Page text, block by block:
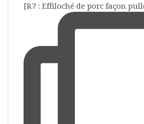
[R7 : Effiloché de porc façon